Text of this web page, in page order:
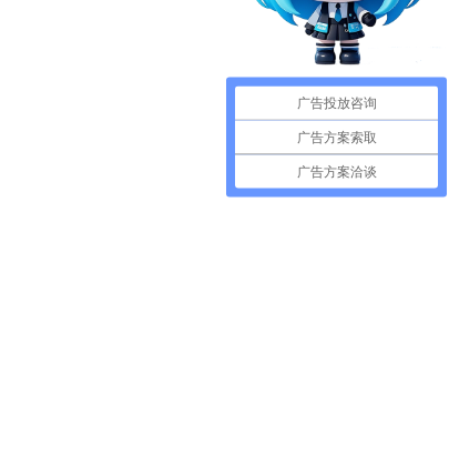
广告投放咨询
广告方案索取
广告方案洽谈